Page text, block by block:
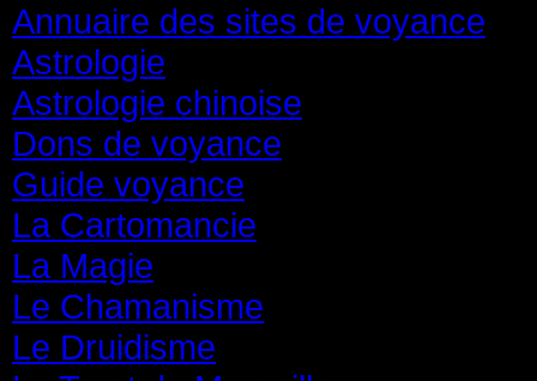
Annuaire des sites de voyance
Astrologie
Astrologie chinoise
Dons de voyance
Guide voyance
La Cartomancie
La Magie
Le Chamanisme
Le Druidisme